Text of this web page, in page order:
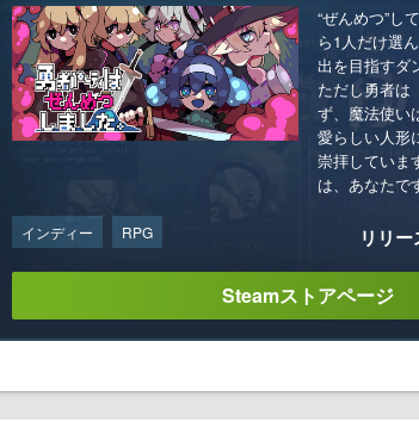
“ぜんめつ”し
ら1人だけ選
出を目指すダ
ただし勇者は
ず、魔法使い
愛らしい人形
崇拝していま
は、あなたで
インディー RPG リリ
Steamストアページ